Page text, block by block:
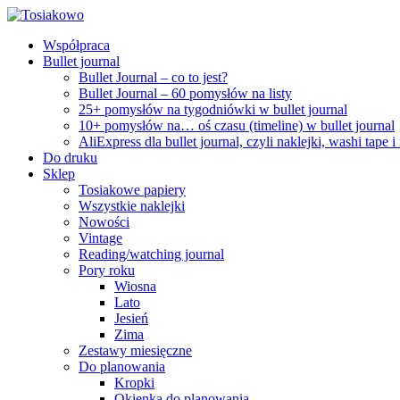
Współpraca
Bullet journal
Bullet Journal – co to jest?
Bullet Journal – 60 pomysłów na listy
25+ pomysłów na tygodniówki w bullet journal
10+ pomysłów na… oś czasu (timeline) w bullet journal
AliExpress dla bullet journal, czyli naklejki, washi tape i
Do druku
Sklep
Tosiakowe papiery
Wszystkie naklejki
Nowości
Vintage
Reading/watching journal
Pory roku
Wiosna
Lato
Jesień
Zima
Zestawy miesięczne
Do planowania
Kropki